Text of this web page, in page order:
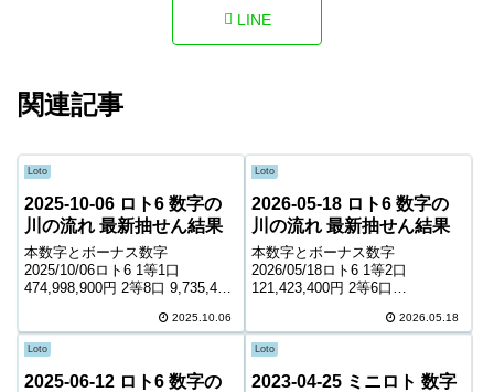
LINE
関連記事
Loto
2025-10-06 ロト6 数字の
川の流れ 最新抽せん結果
本数字とボーナス数字
2025/10/06ロト6 1等1口
474,998,900円 2等8口 9,735,400
14,739口 6,000円 5等229,684口
1,000円 キャリーオーバー 0...
2025.10.06
Loto
2026-05-18 ロト6 数字の
川の流れ 最新抽せん結果
本数字とボーナス数字
2026/05/18ロト6 1等2口
121,423,400円 2等6口
円 4等18,465口 4,000円 5等
234,935口 1,000円 キャリーオー
バー ...
2026.05.18
Loto
2025-06-12 ロト6 数字の
Loto
2023-04-25 ミニロト 数字